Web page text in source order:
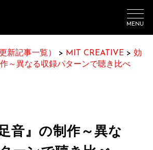
MENU
新記事一覧） > MIT CREATIVE > 効
～異なる収録パターンで聴き比べ
音』の制作～異な